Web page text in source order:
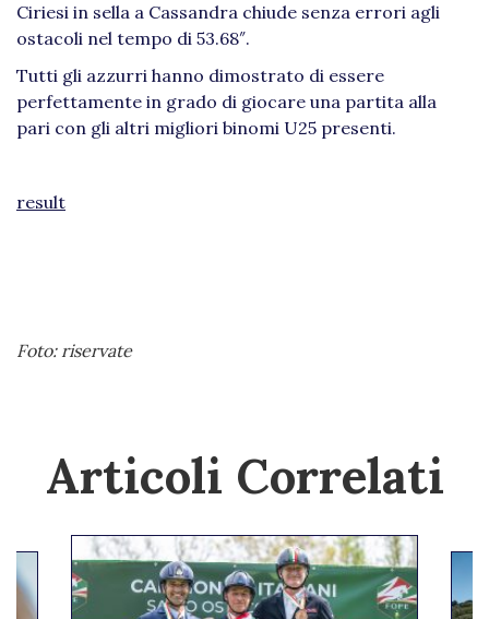
Ciriesi in sella a Cassandra chiude senza errori agli
ostacoli nel tempo di 53.68″.
Tutti gli azzurri hanno dimostrato di essere
perfettamente in grado di giocare una partita alla
pari con gli altri migliori binomi U25 presenti.
result
Foto: riservate
Articoli Correlati